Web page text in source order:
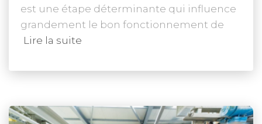
est une étape déterminante qui influence
grandement le bon fonctionnement de
Lire la suite